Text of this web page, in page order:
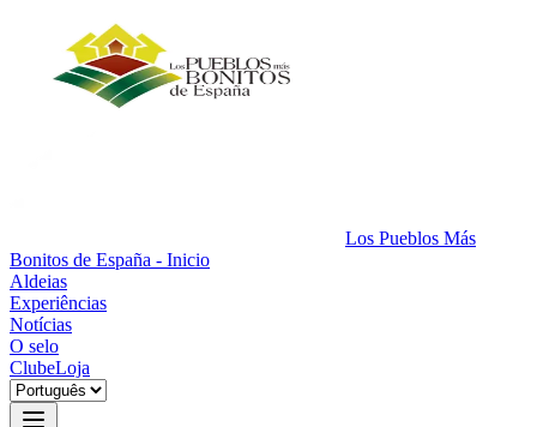
Los Pueblos Más
Bonitos de España - Inicio
Aldeias
Experiências
Notícias
O selo
ClubeLoja